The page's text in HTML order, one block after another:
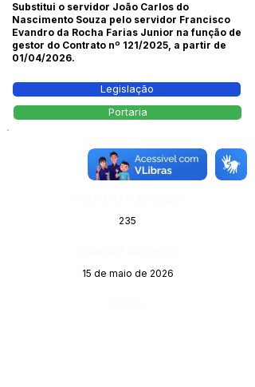
Substitui o servidor João Carlos do
Nascimento Souza pelo servidor Francisco
Evandro da Rocha Farias Junior na função de
gestor do Contrato nº 121/2025, a partir de
01/04/2026.
Legislação
Portaria
14266
235
15 de maio de 2026